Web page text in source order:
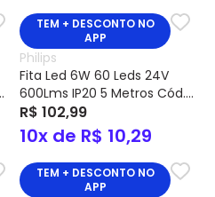
TEM + DESCONTO NO
APP
Philips
Fita Led 6W 60 Leds 24V
600Lms IP20 5 Metros Cód.
LS155 – Philips
R$ 102,99
10x de R$ 10,29
TEM + DESCONTO NO
APP